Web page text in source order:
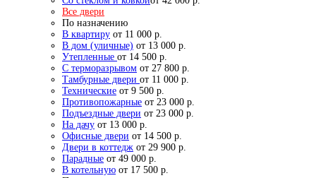
Все двери
По назначению
В квартиру от 11 000 р.
В дом (уличные) от 13 000 р.
Утепленные от 14 500 р.
С терморазрывом от 27 800 р.
Тамбурные двери от 11 000 р.
Технические от 9 500 р.
Противопожарные от 23 000 р.
Подъездные двери от 23 000 р.
На дачу от 13 000 р.
Офисные двери от 14 500 р.
Двери в коттедж от 29 900 р.
Парадные от 49 000 р.
В котельную от 17 500 р.